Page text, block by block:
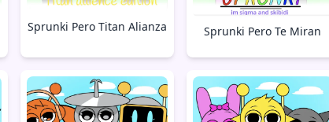
Sprunki Pero Titan Alianza Sprunki Pero Te Miran